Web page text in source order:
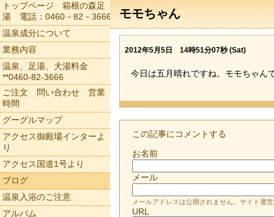
モモちゃん
2012年5月5日 14時51分07秒 (Sat)
今日は五月晴れですね。モモちゃん
この記事にコメントする
お名前
メール
メールアドレスは公開されません。サイト運
URL
トップページ 箱根の森足
湯 電話：0460－82－3666
温泉成分について
業務内容
温泉、足湯、犬湯料金
**0460-82-3666
ご注文 問い合わせ 営業
時間
グーグルマップ
アクセス御殿場インターよ
り
アクセス国道1号より
ブログ
温泉入浴のご注意
アルバム